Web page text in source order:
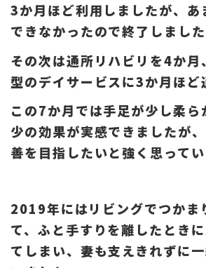
3か月ほど利用しましたが、あ
できなかったので終了しました
その次は通所リハビリを4か月
型のデイサービスに3か月ほど
この7か月では手足が少し柔ら
少の効果が実感できましたが
善を目指したいと強く思ってい
2019年にはリビングでつかま
て、ふと手すりを離したとき
てしまい、妻も支えきれずに